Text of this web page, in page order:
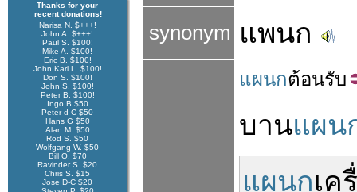
Thanks for your
recent donations!
Narisa N. $+++!
John A. $+++!
Paul S. $100!
Mike A. $100!
Eric B. $100!
John Karl L. $100!
Don S. $100!
John S. $100!
Peter B. $100!
Ingo B $50
Peter d C $50
Hans G $50
Alan M. $50
Rod S. $50
Wolfgang W. $50
Bill O. $70
Ravinder S. $20
Chris S. $15
Jose D-C $20
synonym แพนก
แผนกต้อนรับ
บานแผน
แผนกเค